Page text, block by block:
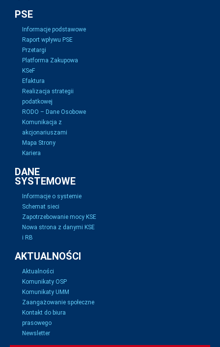
PSE
Informacje podstawowe
Raport wpływu PSE
Przetargi
Platforma Zakupowa
KSeF
Efaktura
Realizacja strategii
podatkowej
RODO – Dane Osobowe
Komunikacja z
akcjonariuszami
Mapa Strony
Kariera
DANE
SYSTEMOWE
Informacje o systemie
Schemat sieci
Zapotrzebowanie mocy KSE
Nowa strona z danymi KSE
i RB
AKTUALNOŚCI
Aktualności
Komunikaty OSP
Komunikaty UMM
Zaangażowanie społeczne
Kontakt do biura
prasowego
Newsletter